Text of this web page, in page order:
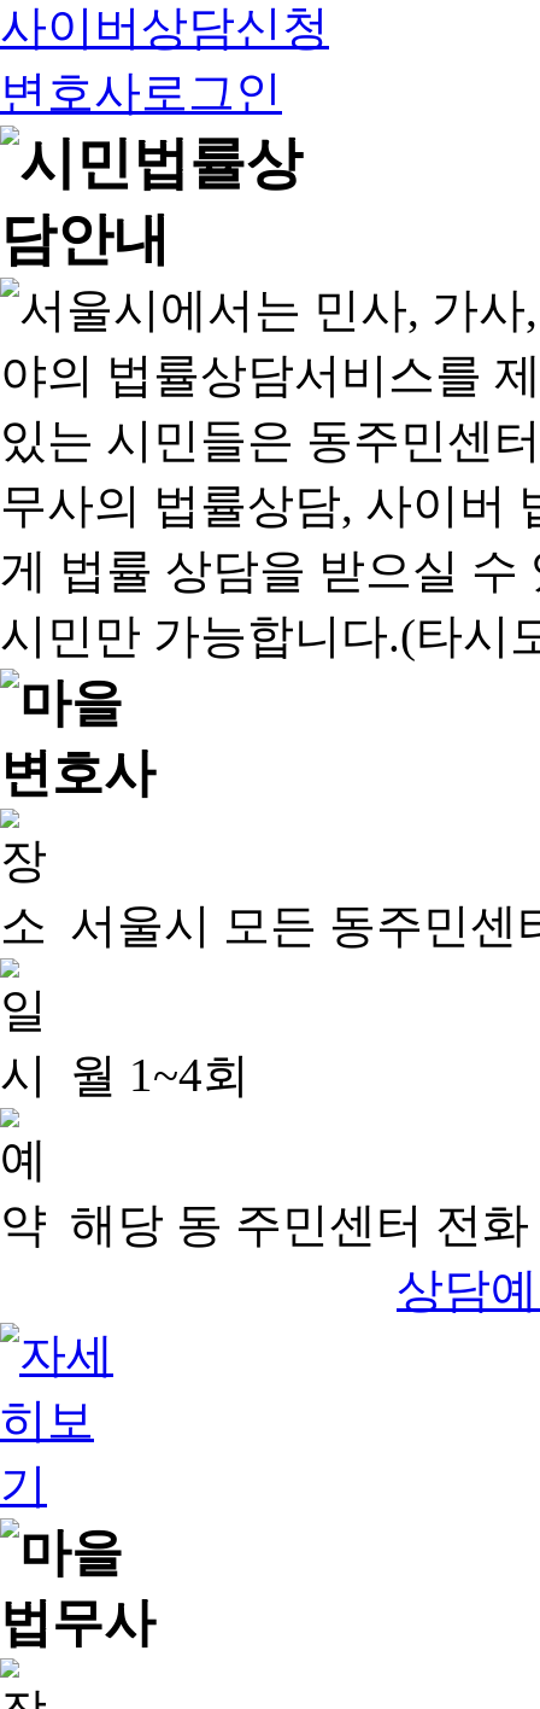
사이버상담신청
변호사로그인
서울시 모든 동주민센
월 1~4회
해당 동 주민센터 전
상담